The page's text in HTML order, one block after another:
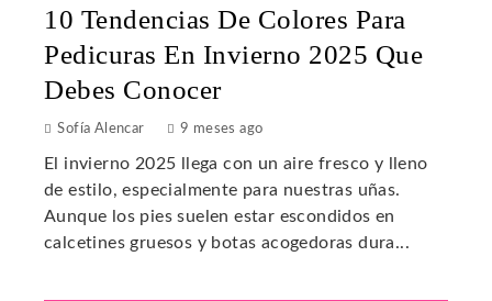
10 Tendencias De Colores Para
Pedicuras En Invierno 2025 Que
Debes Conocer
Sofía Alencar 9 meses ago
El invierno 2025 llega con un aire fresco y lleno
de estilo, especialmente para nuestras uñas.
Aunque los pies suelen estar escondidos en
calcetines gruesos y botas acogedoras dura...